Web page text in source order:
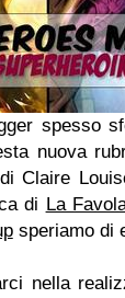
spesso
nuova
Claire
di La
speriamo di
nella